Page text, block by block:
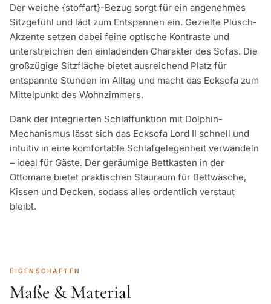
Der weiche {stoffart}-Bezug sorgt für ein angenehmes
Sitzgefühl und lädt zum Entspannen ein. Gezielte Plüsch-
Akzente setzen dabei feine optische Kontraste und
unterstreichen den einladenden Charakter des Sofas. Die
großzügige Sitzfläche bietet ausreichend Platz für
entspannte Stunden im Alltag und macht das Ecksofa zum
Mittelpunkt des Wohnzimmers.
Dank der integrierten Schlaffunktion mit Dolphin-
Mechanismus lässt sich das Ecksofa Lord II schnell und
intuitiv in eine komfortable Schlafgelegenheit verwandeln
– ideal für Gäste. Der geräumige Bettkasten in der
Ottomane bietet praktischen Stauraum für Bettwäsche,
Kissen und Decken, sodass alles ordentlich verstaut
bleibt.
EIGENSCHAFTEN
Maße & Material